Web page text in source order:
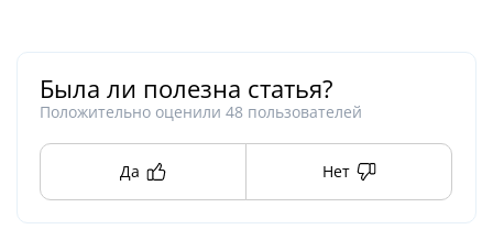
Была ли полезна статья?
Положительно оценили 48 пользователей
Да Нет